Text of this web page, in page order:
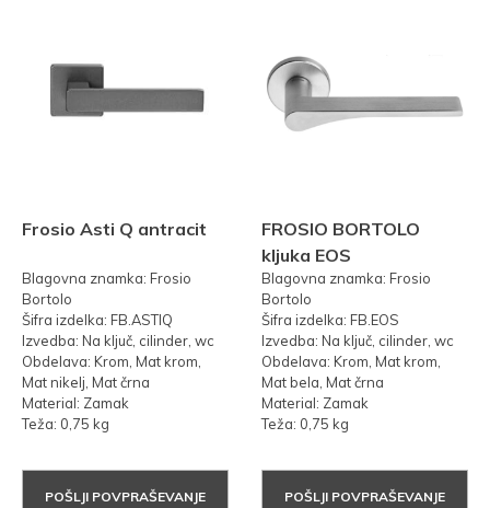
Frosio Asti Q antracit
Blagovna znamka: Frosio
Bortolo
Šifra izdelka: FB.ASTIQ
Izvedba: Na ključ, cilinder, wc
Obdelava: Krom, Mat krom,
Mat nikelj, Mat črna
Material: Zamak
Teža: 0,75 kg
POŠLJI POVPRAŠEVANJE
FROSIO BORTOLO
kljuka EOS
Blagovna znamka: Frosio
Bortolo
Šifra izdelka: FB.EOS
Izvedba: Na ključ, cilinder, wc
Obdelava: Krom, Mat krom,
Mat bela, Mat črna
Material: Zamak
Teža: 0,75 kg
POŠLJI POVPRAŠEVANJE